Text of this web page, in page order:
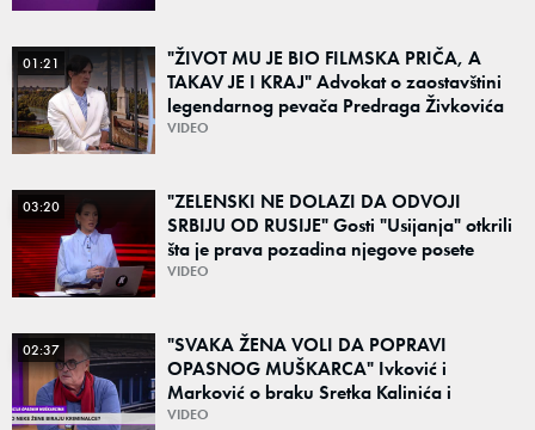
01:21
"ŽIVOT MU JE BIO FILMSKA PRIČA, A
TAKAV JE I KRAJ" Advokat o zaostavštini
legendarnog pevača Predraga Živkovića
Tozovca: "Isključenje iz testamenta je
VIDEO
03:20
"ZELENSKI NE DOLAZI DA ODVOJI
SRBIJU OD RUSIJE" Gosti "Usijanja" otkrili
šta je prava pozadina njegove posete
Beogradu
VIDEO
02:37
"SVAKA ŽENA VOLI DA POPRAVI
OPASNOG MUŠKARCA" Ivković i
Marković o braku Sretka Kalinića i
fenomenu žena koje biraju kriminalce:
VIDEO